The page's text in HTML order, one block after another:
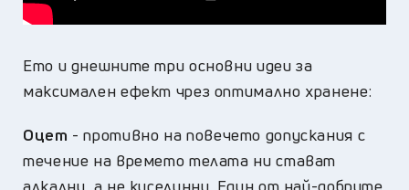
Ето и днешните три основни идеи за
максимален ефект чрез оптимално хранене:
Оцет - противно на повечето допускания с
течение на времето телата ни стават
алкални, а не киселинни. Един от най-добрите